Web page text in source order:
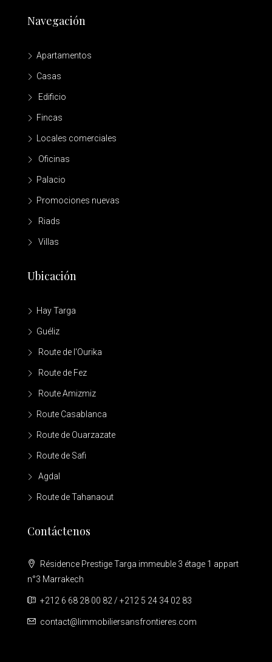
Navegación
Apartamentos
Casas
Edificio
Fincas
Locales comerciales
Oficinas
Palacio
Promociones nuevas
Riads
Villas
Ubicación
Hay Targa
Guéliz
Route de l'Ourika
Route de Fez
Route Amizmiz
Route Casablanca
Route de Ouarzazate
Route de Safi
Agdal
Route de Tahanaout
Contáctenos
Résidence Prestige Targa immeuble 3 étage 1 appart
n°3 Marrakech
+212 6 68 28 00 82 / +212 5 24 34 02 83
contact@limmobiliersansfrontieres.com